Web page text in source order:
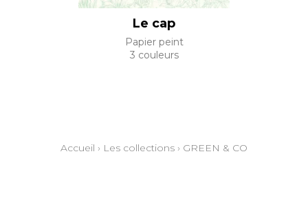
Le cap
Papier peint
3 couleurs
Accueil › Les collections › GREEN & CO